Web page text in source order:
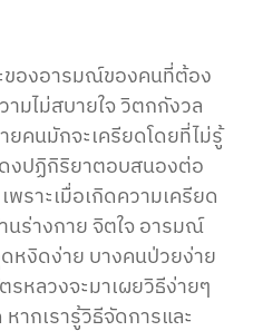
ของอารมณ์ของคนที่ต้อง
มไม่สบายใจ วิตกกังวล
คนมักจะเครียดโดยที่ไม่รู้
ดงปฏิกิริยาตอบสนองต่อ
พราะเมื่อเกิดความเครียด
นร่างกาย จิตใจ อารมณ์
หงิดง่าย บางคนป่วยง่าย
หลวงจะมาเผยวิธีง่ายๆ
ากเรารู้วิธีจัดการและ